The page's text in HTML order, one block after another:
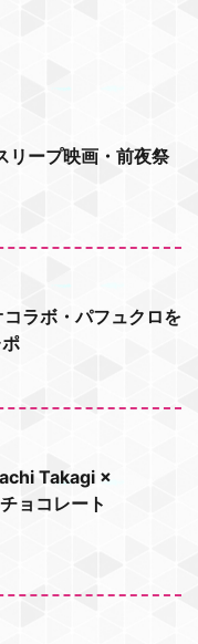
ープ映画・前夜祭
ラボ・パフュクロを
Takagi ×
ョコレート